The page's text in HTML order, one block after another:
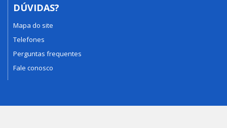
DÚVIDAS?
Mapa do site
Telefones
Perguntas frequentes
Fale conosco